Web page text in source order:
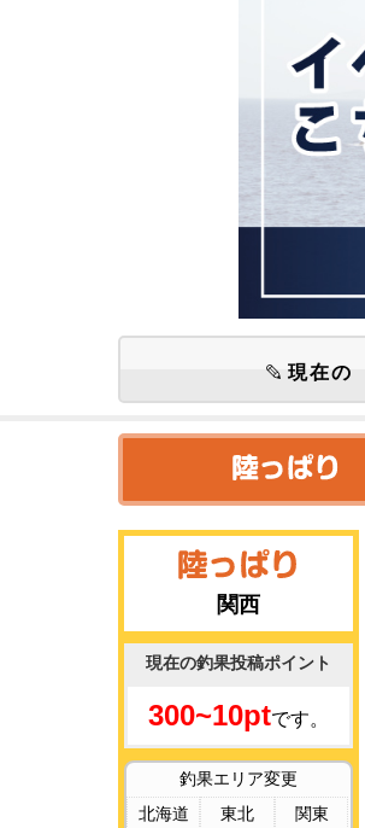
現在の
関西
現在の釣果投稿ポイント
300~10ptです。
釣果エリア変更
北海道
東北 関東